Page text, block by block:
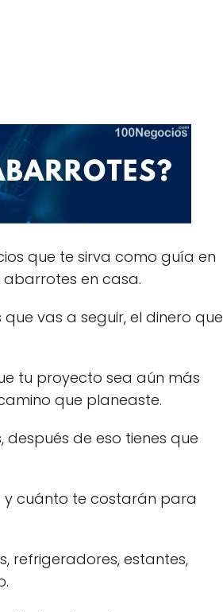
que te sirva como guía en
en casa.
vas a seguir, el dinero que
tu proyecto sea aún más
que planeaste.
de eso tienes que
y cuánto te costarán para
refrigeradores, estantes,